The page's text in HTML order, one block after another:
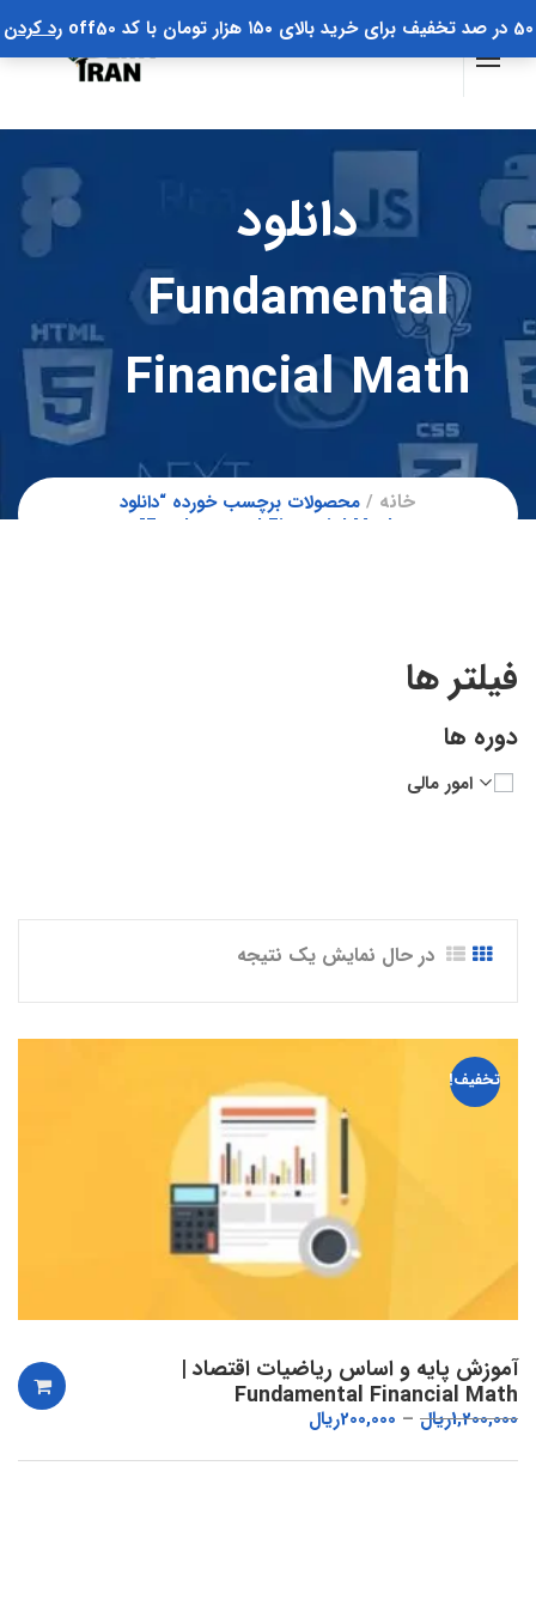
50 در صد تخفیف برای خرید بالای ۱۵۰ هزار تومان با کد off50 رد کردن
دانلود
Fundamental
Financial Math
خانه
محصولات برچسب خورده “دانلود
Fundamental Financial Math”
در حال نمایش یک نتیجه
تخفیف!
آموزش پایه و اساس ریاضیات اقتصاد |
Fundamental Financial Math
1,200,000ریال 200,000ریال
فیلتر ها
دوره ها
امور مالی